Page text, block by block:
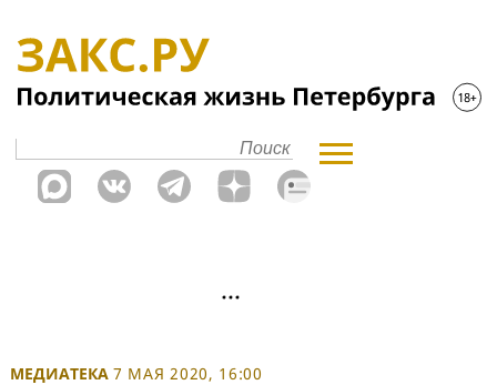
МЕДИАТЕКА 7 МАЯ 2020, 16:00